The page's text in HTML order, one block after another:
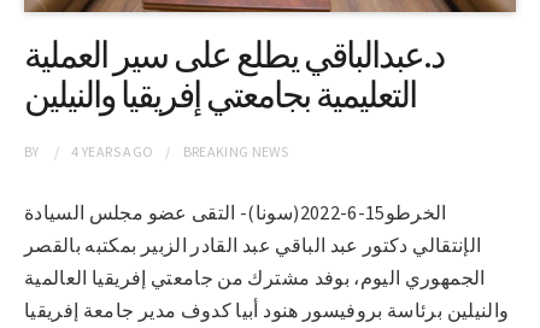
د.عبدالباقي يطلع على سير العملية
التعليمية بجامعتي إفريقيا والنيلين
BY 4 YEARSAGO BREAKING NEWS
الخرطو15-6-2022(سونا)- التقى عضو مجلس السيادة
الإنتقالي دكتور عبد الباقي عبد القادر الزبير بمكتبه بالقصر
الجمهوري اليوم، بوفد مشترك من جامعتي إفريقيا العالمية
والنيلين برئاسة بروفيسور هنود أبيا كدوف مدير جامعة إفريقيا